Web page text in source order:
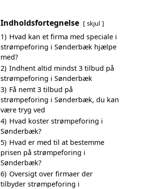
Indholdsfortegnelse skjul
1) Hvad kan et firma med speciale i
strømpeforing i Sønderbæk hjælpe
med?
2) Indhent altid mindst 3 tilbud på
strømpeforing i Sønderbæk
3) Få nemt 3 tilbud på
strømpeforing i Sønderbæk, du kan
være tryg ved
4) Hvad koster strømpeforing i
Sønderbæk?
5) Hvad er med til at bestemme
prisen på strømpeforing i
Sønderbæk?
6) Oversigt over firmaer der
tilbyder strømpeforing i